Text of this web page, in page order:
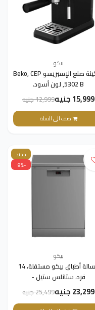
بيكو
ماكينة صنع الإسبريسو Beko, CEP
5302 B, لون أسود.
15,999 جنيه 12,999 جنيه
اضف الى السلة
جديد
-9%
بيكو
غسالة أطباق بيكو مستقلة، 14
فرد، ستانلس ستيل -
BDFN15422X23,299 جنيه 25,499 جنيه